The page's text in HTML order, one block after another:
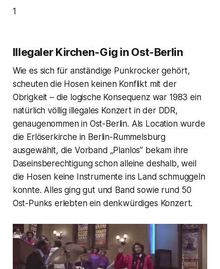
1
Illegaler Kirchen-Gig in Ost-Berlin
Wie es sich für anständige Punkrocker gehört,
scheuten die Hosen keinen Konflikt mit der
Obrigkeit – die logische Konsequenz war 1983 ein
natürlich völlig illegales Konzert in der DDR,
genaugenommen in Ost-Berlin. Als Location wurde
die Erlöserkirche in Berlin-Rummelsburg
ausgewählt, die Vorband „Planlos” bekam ihre
Daseinsberechtigung schon alleine deshalb, weil
die Hosen keine Instrumente ins Land schmuggeln
konnte. Alles ging gut und Band sowie rund 50
Ost-Punks erlebten ein denkwürdiges Konzert.